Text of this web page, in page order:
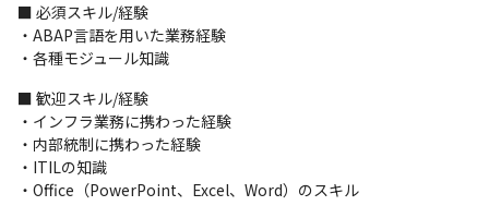
れる体制ができています
・現場で問題がある場合や、新しいスキルを身につけたい等の相
談事項は、メールや電話で営業担当にいつでも伝えることができ
ます
＜期待していること＞
・顧客からの問い合わせに対しては、エンドユーザー向けに分か
りやすく簡単に説明する必要があるため、相手に合わせたコミュ
ニケーションをとって活躍してほしいです
■ 必須スキル/経験
・ABAP言語を用いた業務経験
・各種モジュール知識
■ 歓迎スキル/経験
・インフラ業務に携わった経験
・内部統制に携わった経験
・ITILの知識
・Office（PowerPoint、Excel、Word）のスキル